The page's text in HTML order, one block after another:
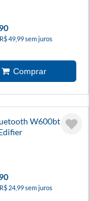
49,99 sem juros
W600bt
24,99 sem juros